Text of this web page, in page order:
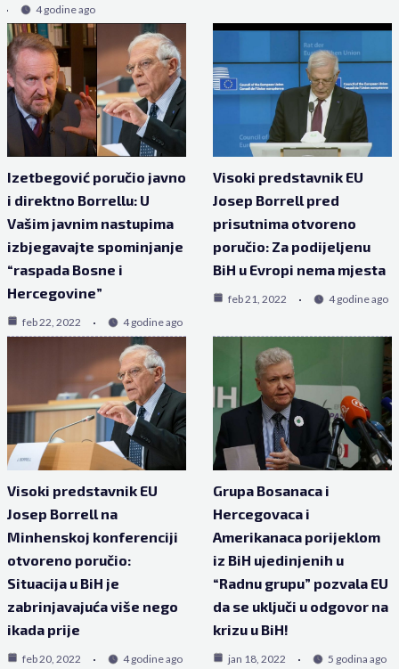
4 godine ago
Izetbegović poručio javno
i direktno Borrellu: U
Vašim javnim nastupima
izbjegavajte spominjanje
“raspada Bosne i
Hercegovine”
feb 22, 2022 4 godine ago
Visoki predstavnik EU
Josep Borrell pred
prisutnima otvoreno
poručio: Za podijeljenu
BiH u Evropi nema mjesta
feb 21, 2022 4 godine ago
Visoki predstavnik EU
Josep Borrell na
Minhenskoj konferenciji
otvoreno poručio:
Situacija u BiH je
zabrinjavajuća više nego
ikada prije
feb 20, 2022 4 godine ago
Grupa Bosanaca i
Hercegovaca i
Amerikanaca porijeklom
iz BiH ujedinjenih u
“Radnu grupu” pozvala EU
da se uključi u odgovor na
krizu u BiH!
jan 18, 2022 5 godina ago